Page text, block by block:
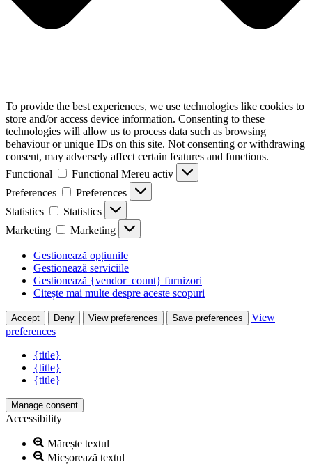
To provide the best experiences, we use technologies like cookies to
store and/or access device information. Consenting to these
technologies will allow us to process data such as browsing
behaviour or unique IDs on this site. Not consenting or withdrawing
consent, may adversely affect certain features and functions.
Functional
Functional Mereu activ
Preferences
Preferences
Statistics
Statistics
Marketing
Marketing
Gestionează opțiunile
Gestionează serviciile
Gestionează {vendor_count} furnizori
Citește mai multe despre aceste scopuri
Accept Deny View preferences Save preferences
View
preferences
{title}
{title}
{title}
Manage consent
Accessibility
Mărește textul
Micșorează textul